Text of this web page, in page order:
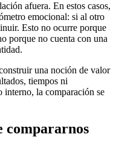
afuera. En estos casos,
emocional: si al otro
Esto no ocurre porque
porque no cuenta con una
una noción de valor
tiempos ni
interno, la comparación se
compararnos